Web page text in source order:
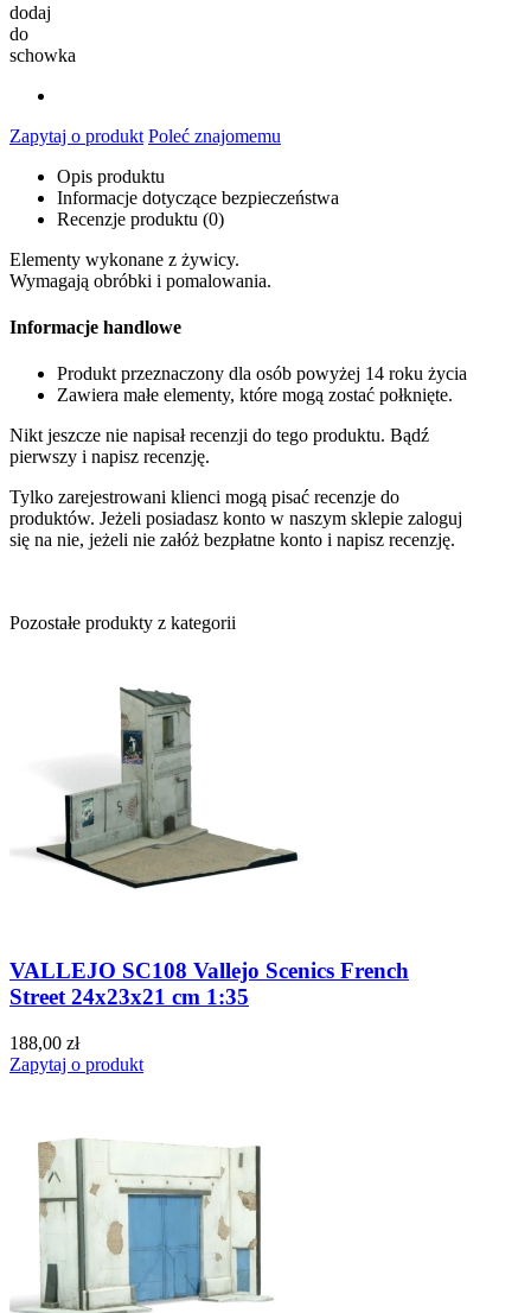
dodaj
do
schowka
Zapytaj o produkt Poleć znajomemu
Opis produktu
Informacje dotyczące bezpieczeństwa
Recenzje produktu (0)
Elementy wykonane z żywicy.
Wymagają obróbki i pomalowania.
Informacje handlowe
Produkt przeznaczony dla osób powyżej 14 roku życia
Zawiera małe elementy, które mogą zostać połknięte.
Nikt jeszcze nie napisał recenzji do tego produktu. Bądź
pierwszy i napisz recenzję.
Tylko zarejestrowani klienci mogą pisać recenzje do
produktów. Jeżeli posiadasz konto w naszym sklepie zaloguj
się na nie, jeżeli nie załóż bezpłatne konto i napisz recenzję.
Pozostałe produkty z kategorii
VALLEJO SC108 Vallejo Scenics French
Street 24x23x21 cm 1:35
188,00 zł
Zapytaj o produkt